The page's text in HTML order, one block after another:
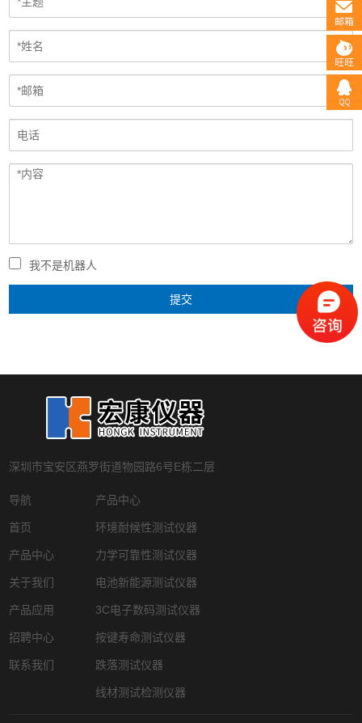
我不是机器人
深圳市宝安区燕罗街道物园路6号E栋二层
导航
首页
产品中心
关于我们
产品应用
招聘中心
联系我们
产品中心
环境耐候性测试仪器
力学可靠性测试仪器
电池新能源测试仪器
3C电子数码测试仪器
按键寿命测试仪器
跌落测试仪器
线材测试检测仪器